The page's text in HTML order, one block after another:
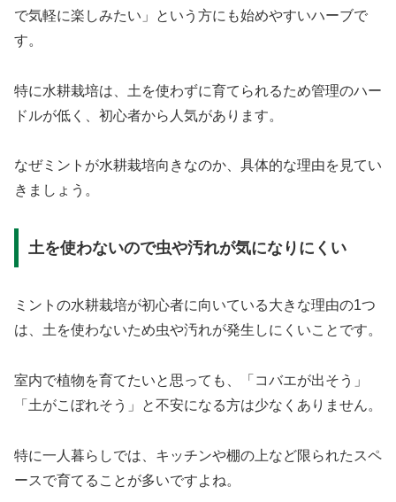
で気軽に楽しみたい」という方にも始めやすいハーブで
す。
特に水耕栽培は、土を使わずに育てられるため管理のハー
ドルが低く、初心者から人気があります。
なぜミントが水耕栽培向きなのか、具体的な理由を見てい
きましょう。
土を使わないので虫や汚れが気になりにくい
ミントの水耕栽培が初心者に向いている大きな理由の1つ
は、土を使わないため虫や汚れが発生しにくいことです。
室内で植物を育てたいと思っても、「コバエが出そう」
「土がこぼれそう」と不安になる方は少なくありません。
特に一人暮らしでは、キッチンや棚の上など限られたスペ
ースで育てることが多いですよね。